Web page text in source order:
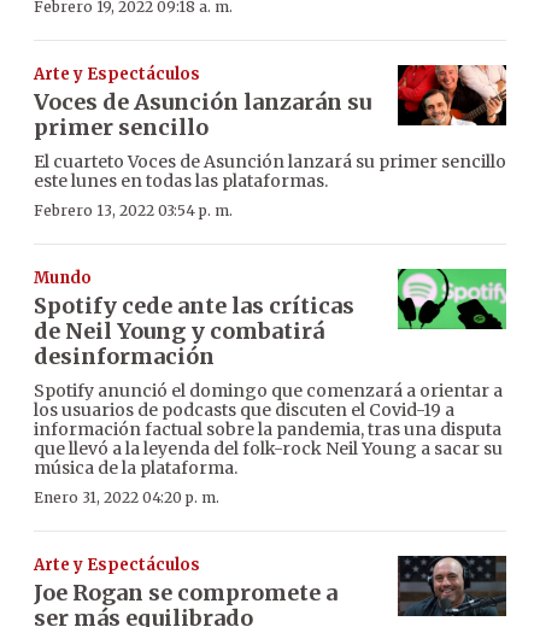
Febrero 19, 2022 09:18 a. m.
Arte y Espectáculos
Voces de Asunción lanzarán su
primer sencillo
El cuarteto Voces de Asunción lanzará su primer sencillo
este lunes en todas las plataformas.
Febrero 13, 2022 03:54 p. m.
Mundo
Spotify cede ante las críticas
de Neil Young y combatirá
desinformación
Spotify anunció el domingo que comenzará a orientar a
los usuarios de podcasts que discuten el Covid-19 a
información factual sobre la pandemia, tras una disputa
que llevó a la leyenda del folk-rock Neil Young a sacar su
música de la plataforma.
Enero 31, 2022 04:20 p. m.
Arte y Espectáculos
Joe Rogan se compromete a
ser más equilibrado